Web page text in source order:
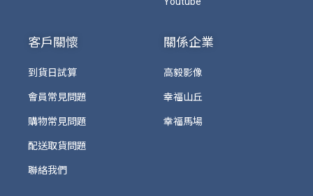
客戶關懷
到貨日試算
會員常見問題
購物常見問題
配送取貨問題
聯絡我們
關係企業
高毅影像
幸福山丘
幸福馬場